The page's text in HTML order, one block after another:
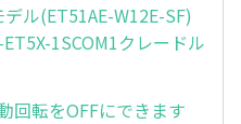
ル(ET51AE-W12E-SF)
1SCOM1クレードル
回転をOFFにできます